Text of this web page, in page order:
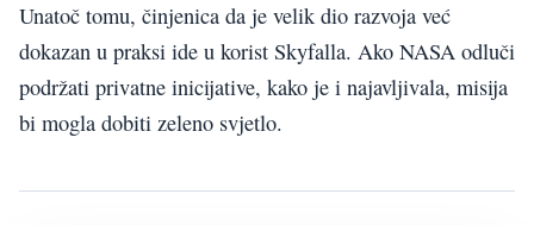
Unatoč tomu, činjenica da je velik dio razvoja već
dokazan u praksi ide u korist Skyfalla. Ako NASA odluči
podržati privatne inicijative, kako je i najavljivala, misija
bi mogla dobiti zeleno svjetlo.